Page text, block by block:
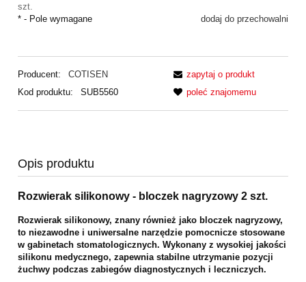
szt.
dodaj do przechowalni
* - Pole wymagane
Producent:
COTISEN
Kod produktu:
SUB5560
zapytaj o produkt
poleć znajomemu
Opis produktu
Rozwierak silikonowy - bloczek nagryzowy 2 szt.
Rozwierak silikonowy, znany również jako bloczek nagryzowy,
to niezawodne i uniwersalne narzędzie pomocnicze stosowane
w gabinetach stomatologicznych. Wykonany z wysokiej jakości
silikonu medycznego, zapewnia stabilne utrzymanie pozycji
żuchwy podczas zabiegów diagnostycznych i leczniczych.